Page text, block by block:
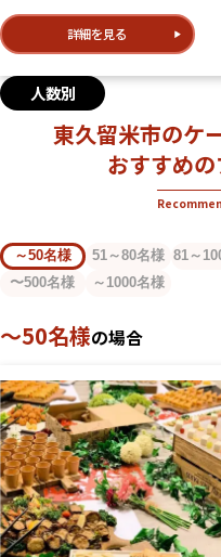
詳細を見る
人数別
東久留米市のケ
おすすめ
～50名様 51～80名様 81～
〜500名様
～1000名様
～50名様の場合